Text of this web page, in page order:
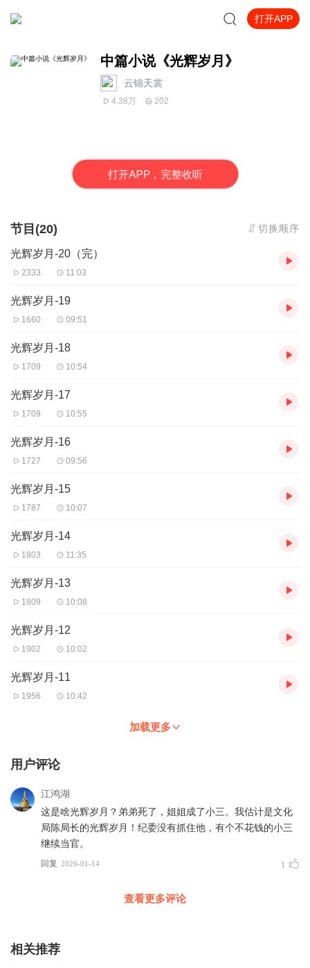
打开APP
中篇小说《光辉岁月》
云锦天裳
4.38万 202
打开APP，完整收听
节目(20) 切换顺序
光辉岁月-20（完）
2333 11:03
光辉岁月-19
1660 09:51
光辉岁月-18
1709 10:54
光辉岁月-17
1709 10:55
光辉岁月-16
1727 09:56
光辉岁月-15
1787 10:07
光辉岁月-14
1803 11:35
光辉岁月-13
1809 10:08
光辉岁月-12
1902 10:02
光辉岁月-11
1956 10:42
加载更多
用户评论
江鸿湖
这是啥光辉岁月？弟弟死了，姐姐成了小三。我估计是文化
局陈局长的光辉岁月！纪委没有抓住他，有个不花钱的小三
继续当官。
回复 2026-01-14 1
查看更多评论
相关推荐